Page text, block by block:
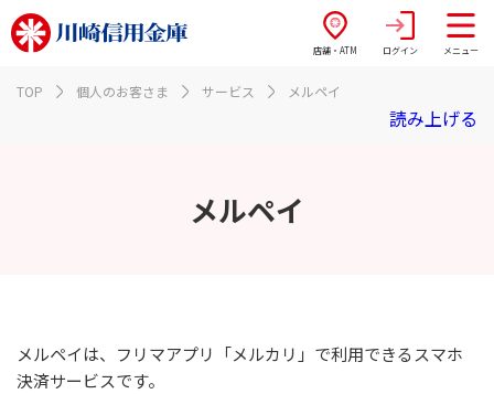
店舗・ATM ログイン メニュー
TOP 個人のお客さま サービス メルペイ
読み上げる
メルペイ
メルペイは、フリマアプリ「メルカリ」で利用できるスマホ
決済サービスです。